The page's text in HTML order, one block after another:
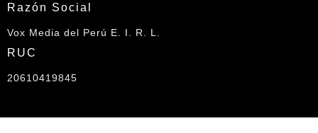
Razón Social
Vox Media del Perú E. I. R. L.
RUC
20610419845